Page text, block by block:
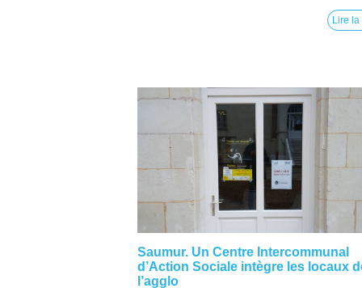
Lire la
Saumur. Un Centre Intercommunal
d’Action Sociale intègre les locaux
l’agglo